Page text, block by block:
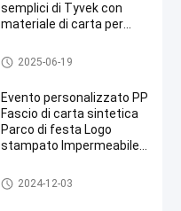
semplici di Tyvek con
materiale di carta per
durevole e impermeabile
Braccialetti di carta Tyvek
2025-06-19
Evento personalizzato PP
Fascio di carta sintetica
Parco di festa Logo
stampato Impermeabile
Ingresso Fasci di ingresso
Braccialetti per eventi cartacei
2024-12-03